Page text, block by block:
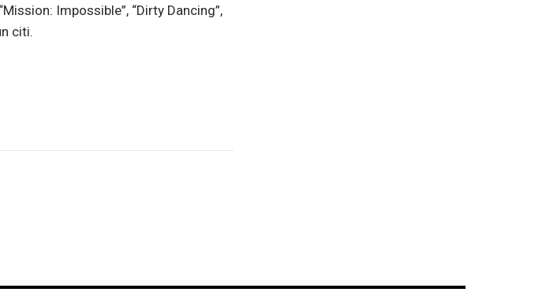
Impossible”, “Dirty Dancing”,
citi.